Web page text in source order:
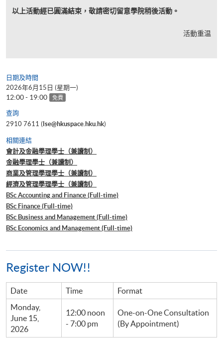
以上活動經已圓滿結束，敬請密切留意學院稍後活動。
活動重温
日期及時間
2026年6月15日 (星期一)
12:00 - 19:00 免費
查詢
2910 7611 (lse@hkuspace.hku.hk)
相關連結
會計及金融學理學士（兼讀制）
金融學理學士（兼讀制）
商業及管理學理學士（兼讀制）
經濟及管理學理學士（兼讀制）
BSc Accounting and Finance (Full-time)
BSc Finance (Full-time)
BSc Business and Management (Full-time)
BSc Economics and Management (Full-time)
Register NOW!!
Date Time
Format
Monday,
June 15,
2026
12:00 noon
- 7:00 pm
One-on-One Consultation
(By Appointment)